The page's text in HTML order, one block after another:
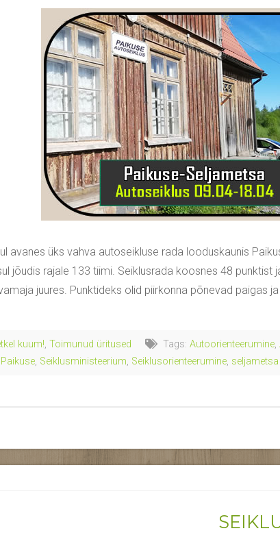
avanes üks vahva autoseikluse rada looduskaunis
jõudis rajale 133 tiimi. Seiklusrada koosnes 48 punktist
juures. Punktideks olid piirkonna põnevad paigas
kuum!, Toimunud üritused Tags: Autoorienteerumine,
Paikuse, Seiklusministeerium, Seiklusorienteerumine, seljametsa